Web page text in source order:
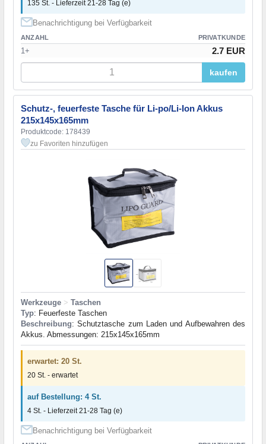
135 St. - Lieferzeit 21-28 Tag (e)
Benachrichtigung bei Verfügbarkeit
ANZAHL PRIVATKUNDE
1+ 2.7 EUR
kaufen
Schutz-, feuerfeste Tasche für Li-po/Li-Ion Akkus
215x145x165mm
Produktcode: 178439
zu Favoriten hinzufügen
Werkzeuge > Taschen
Typ: Feuerfeste Taschen
Beschreibung: Schutztasche zum Laden und Aufbewahren des
Akkus. Abmessungen: 215x145x165mm
erwartet: 20 St.
20 St. - erwartet
auf Bestellung: 4 St.
4 St. - Lieferzeit 21-28 Tag (e)
Benachrichtigung bei Verfügbarkeit